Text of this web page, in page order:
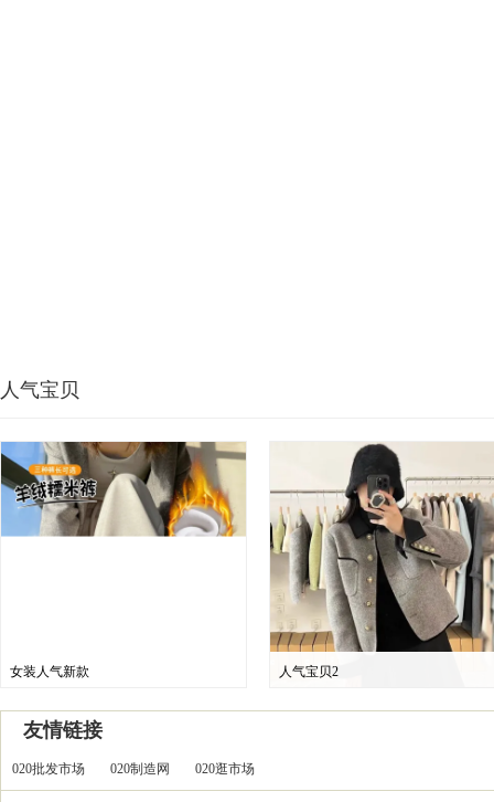
人气宝贝
女装人气新款 人气宝贝2
友情链接
020批发市场 020制造网 020逛市场